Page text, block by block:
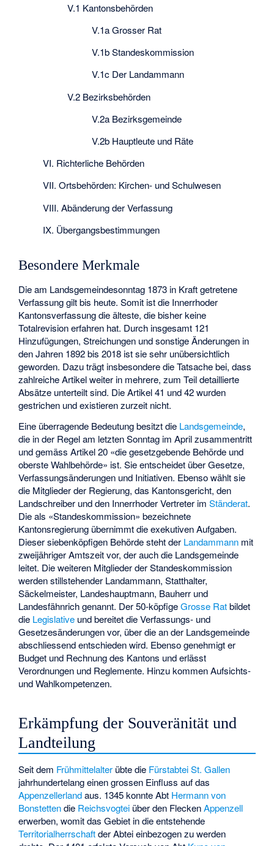
V.1 Kantonsbehörden
V.1a Grosser Rat
V.1b Standeskommission
V.1c Der Landammann
V.2 Bezirksbehörden
V.2a Bezirksgemeinde
V.2b Hauptleute und Räte
VI. Richterliche Behörden
VII. Ortsbehörden: Kirchen- und Schulwesen
VIII. Abänderung der Verfassung
IX. Übergangsbestimmungen
Besondere Merkmale
Die am Landsgemeindesonntag 1873 in Kraft getretene
Verfassung gilt bis heute. Somit ist die Innerrhoder
Kantonsverfassung die älteste, die bisher keine
Totalrevision erfahren hat. Durch insgesamt 121
Hinzufügungen, Streichungen und sonstige Änderungen in
den Jahren 1892 bis 2018 ist sie sehr unübersichtlich
geworden. Dazu trägt insbesondere die Tatsache bei, dass
zahlreiche Artikel weiter in mehrere, zum Teil detaillierte
Absätze unterteilt sind. Die Artikel 41 und 42 wurden
gestrichen und existieren zurzeit nicht.
Eine überragende Bedeutung besitzt die Landsgemeinde,
die in der Regel am letzten Sonntag im April zusammentritt
und gemäss Artikel 20 «die gesetzgebende Behörde und
oberste Wahlbehörde» ist. Sie entscheidet über Gesetze,
Verfassungsänderungen und Initiativen. Ebenso wählt sie
die Mitglieder der Regierung, das Kantonsgericht, den
Landschreiber und den Innerrhoder Vertreter imStänderat.
Die als «Standeskommission» bezeichnete
Kantonsregierung übernimmt die exekutiven Aufgaben.
Dieser siebenköpfigen Behörde steht der Landammann mit
zweijähriger Amtszeit vor, der auch die Landsgemeinde
leitet. Die weiteren Mitglieder der Standeskommission
werden stillstehender Landammann, Statthalter,
Säckelmeister, Landeshauptmann, Bauherr und
Landesfähnrich genannt. Der 50-köpfigeGrosse Ratbildet
die Legislative und bereitet die Verfassungs- und
Gesetzesänderungen vor, über die an der Landsgemeinde
abschliessend entschieden wird. Ebenso genehmigt er
Budget und Rechnung des Kantons und erlässt
Verordnungen und Reglemente. Hinzu kommen Aufsichts-
und Wahlkompetenzen.
Erkämpfung der Souveränität und
Landteilung
Seit dem Frühmittelalter übte die Fürstabtei St. Gallen
jahrhundertelang einen grossen Einfluss auf das
Appenzellerlandaus. 1345 konnte Abt Hermann von
Bonstettendie Reichsvogtei über den FleckenAppenzell
erwerben, womit das Gebiet in die entstehende
Territorialherrschaftder Abtei einbezogen zu werden